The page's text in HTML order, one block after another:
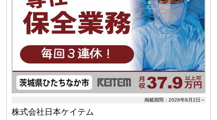
掲載期間：2026年8月2日～
株式会社日本ケイテム